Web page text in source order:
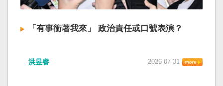
「有事衝著我來」 政治責任或口號表演？
洪昱睿 2026-07-31